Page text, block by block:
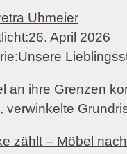
Uhmeier
26. April 2026
Unsere
an ihre Grenzen
verwinkelte
zählt – Möbel